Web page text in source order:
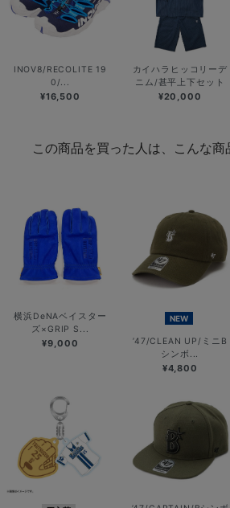
INOV8/RECOLITE 19
0/...
¥16,500
カイハラヒッコリーデ
ニム/甚平上下セット
¥20,000
この商品を買った人は、こんな
横浜DeNAベイスター
ズ×GRIP S...
¥9,000
NEW
’47/CLEAN UP/ミニB
シンボ...
¥4,800